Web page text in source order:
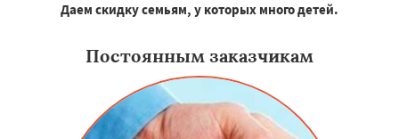
Даем скидку семьям, у которых много детей.
Постоянным заказчикам